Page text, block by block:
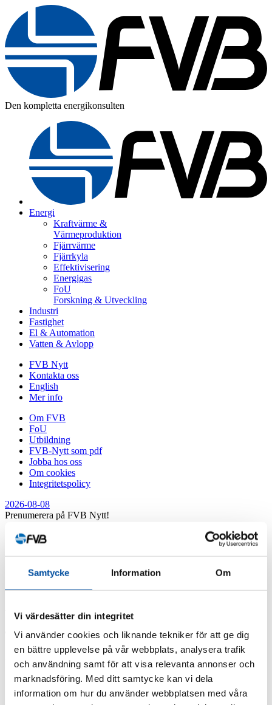
Samtycke Information Om
Vi värdesätter din integritet
Vi använder cookies och liknande tekniker för att ge dig
en bättre upplevelse på vår webbplats, analysera trafik
och användning samt för att visa relevanta annonser och
marknadsföring. Med ditt samtycke kan vi dela
information om hur du använder webbplatsen med våra
Den kompletta energikonsulten
Energi
Kraftvärme &
Värmeproduktion
Fjärrvärme
Fjärrkyla
Effektivisering
Energigas
FoU
Forskning & Utveckling
Industri
Fastighet
El & Automation
Vatten & Avlopp
FVB Nytt
Kontakta oss
English
Mer info
Om FVB
FoU
Utbildning
FVB-Nytt som pdf
Jobba hos oss
Om cookies
Integritetspolicy
2026-08-08
Prenumerera på FVB Nytt!
Kategorier
Referenser